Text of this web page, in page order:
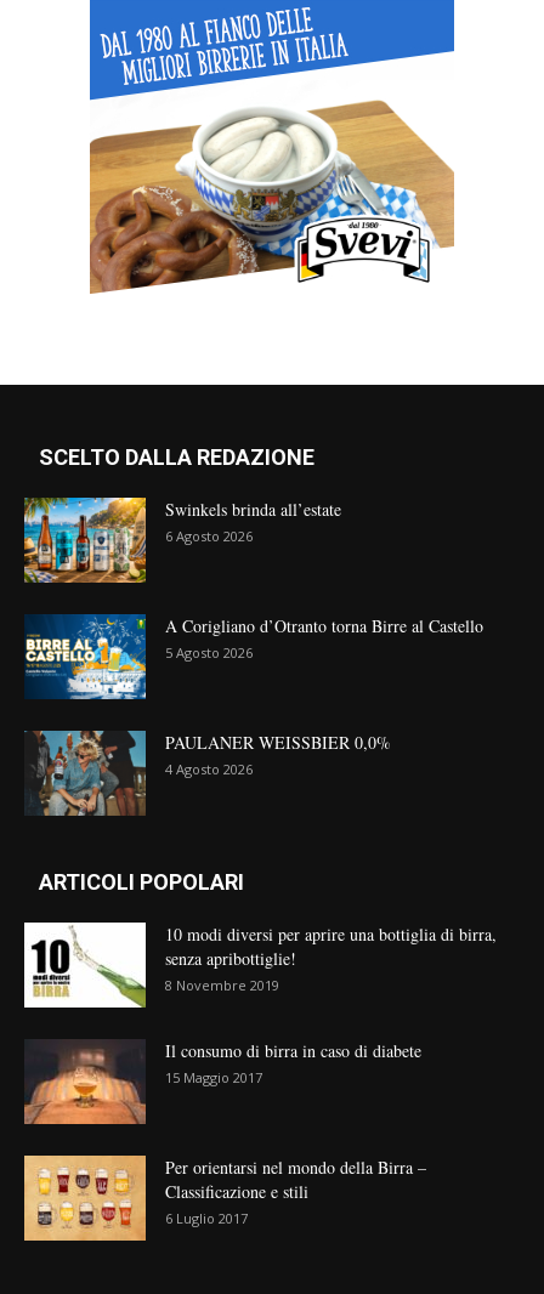
SCELTO DALLA REDAZIONE
Swinkels brinda all’estate
6 Agosto 2026
A Corigliano d’Otranto torna Birre al Castello
5 Agosto 2026
PAULANER WEISSBIER 0,0%
4 Agosto 2026
ARTICOLI POPOLARI
10 modi diversi per aprire una bottiglia di birra,
senza apribottiglie!
8 Novembre 2019
Il consumo di birra in caso di diabete
15 Maggio 2017
Per orientarsi nel mondo della Birra –
Classificazione e stili
6 Luglio 2017